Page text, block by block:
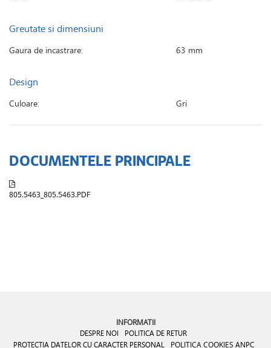
Greutate si dimensiuni
Gaura de incastrare: 63 mm
Design
Culoare: Gri
DOCUMENTELE PRINCIPALE
805.5463_805.5463.PDF
INFORMATII
DESPRE NOI
POLITICA DE RETUR
PROTECTIA DATELOR CU CARACTER PERSONAL
POLITICA COOKIES ANPC